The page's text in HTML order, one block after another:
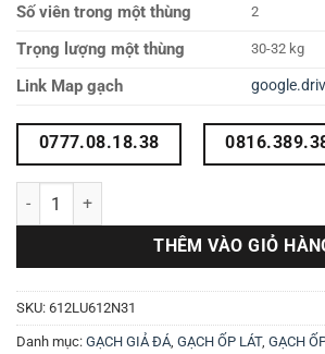
Số viên trong một thùng 2
Trọng lượng một thùng 30-32 kg
Link Map gạch
0777.08.18.38
Gạch lát nền 60x120 612LU612N31 số lượng
THÊM VÀO GIỎ
SKU: 612LU612N31
Danh mục: GẠCH GIẢ ĐÁ, GẠCH ỐP LÁT, GẠCH